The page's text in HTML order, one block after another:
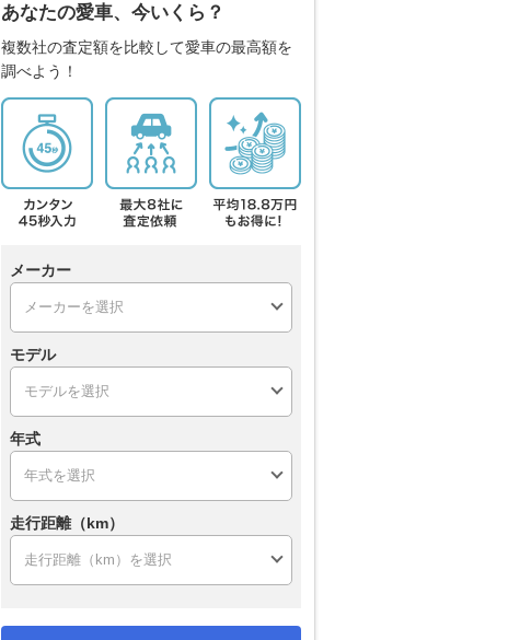
あなたの愛車、今いくら？
複数社の査定額を比較して愛車の最高額を
調べよう！
メーカー
モデル
年式
走行距離（km）